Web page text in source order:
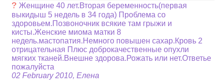
?Женщине 40 лет.Вторая беременность(первая
выкидыш 5 недель в 34 года) Проблема со
здоровьем.Позвоночник всякие там грыжи и
кисты.Женские миома матки 8
недель.мастопатия.Немного повышен сахар.Кровь 2
отрицательная Плюс доброкачественные опухли
мягких тканей.Внешне здорова.Рожать или нет.Ответье
пожалуйста
02 February 2010, Елена